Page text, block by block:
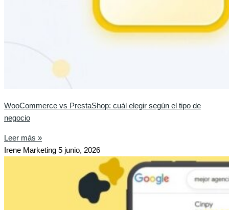
WooCommerce vs PrestaShop: cuál elegir según el tipo de
negocio
Leer más »
Irene Marketing 5 junio, 2026